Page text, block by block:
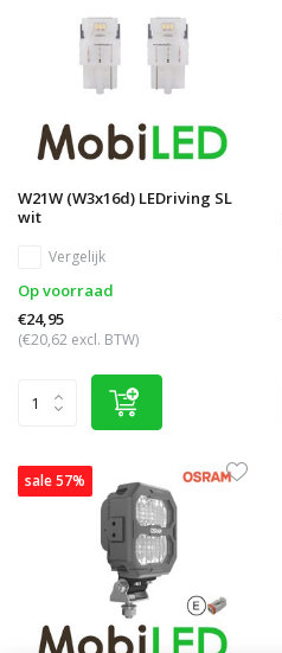
W21W (W3x16d) LEDriving SL
wit
Vergelijk
Op voorraad
€24,95
(€20,62 excl. BTW)
sale 57%